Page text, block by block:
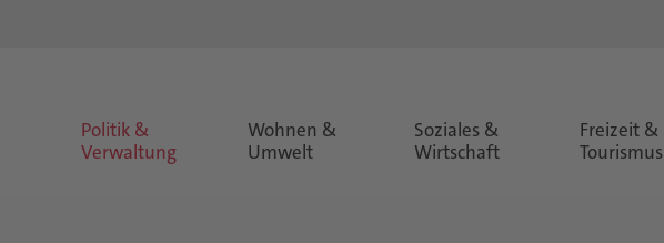
Politik &
Verwaltung
Wohnen &
Umwelt
Soziales &
Wirtschaft
Freizeit &
Tourismus